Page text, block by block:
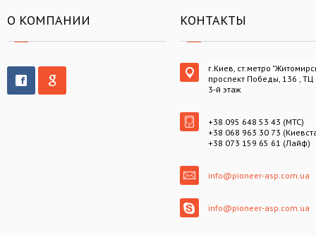
О КОМПАНИИ КОНТАКТЫ
г.Киев, ст.метро
проспект Победы, 136 , ТЦ
3-й этаж
+38 095 648 53 43 (МТС)
+38 068 963 30 73
+38 073 159 65 61 (Лайф)
info@pioneer-asp.com.ua
info@pioneer-asp.com.ua